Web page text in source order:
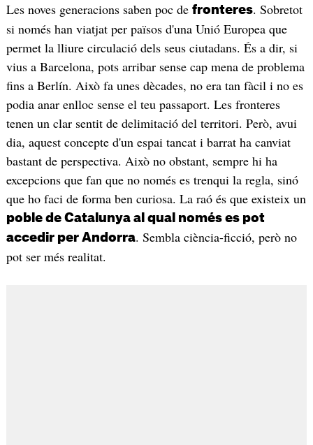
Les noves generacions saben poc de fronteres. Sobretot
si només han viatjat per països d'una Unió Europea que
permet la lliure circulació dels seus ciutadans. És a dir, si
vius a Barcelona, pots arribar sense cap mena de problema
fins a Berlín. Això fa unes dècades, no era tan fàcil i no es
podia anar enlloc sense el teu passaport. Les fronteres
tenen un clar sentit de delimitació del territori. Però, avui
dia, aquest concepte d'un espai tancat i barrat ha canviat
bastant de perspectiva. Això no obstant, sempre hi ha
excepcions que fan que no només es trenqui la regla, sinó
que ho faci de forma ben curiosa. La raó és que existeix un
poble de Catalunya al qual només es pot
accedir per Andorra. Sembla ciència-ficció, però no
pot ser més realitat.